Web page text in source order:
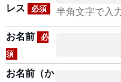
レス
必須 半角文字で入
お名前
必
須
お名前（か